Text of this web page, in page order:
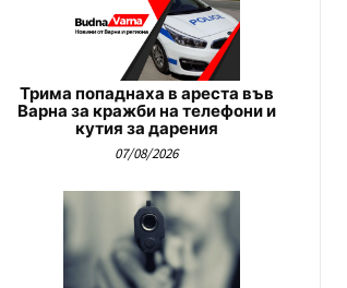
Трима попаднаха в ареста във
Варна за кражби на телефони и
кутия за дарения
07/08/2026